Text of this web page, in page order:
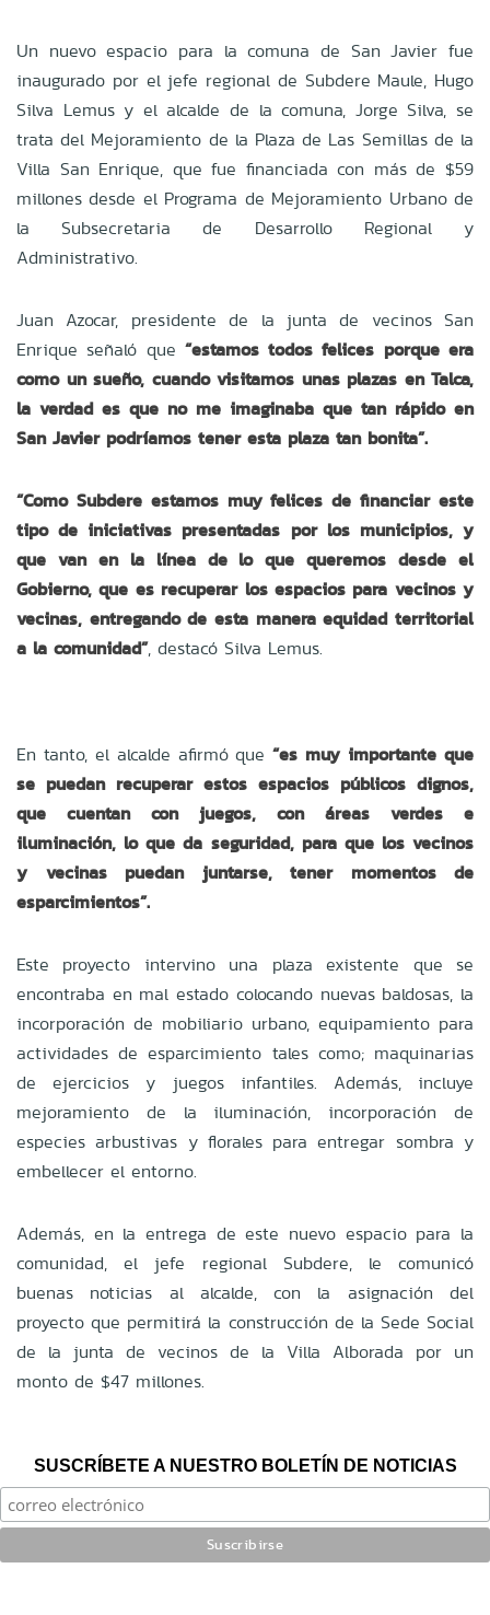
Un nuevo espacio para la comuna de San Javier fue
inaugurado por el jefe regional de Subdere Maule, Hugo
Silva Lemus y el alcalde de la comuna, Jorge Silva, se
trata del Mejoramiento de la Plaza de Las Semillas de la
Villa San Enrique, que fue financiada con más de $59
millones desde el Programa de Mejoramiento Urbano de
la Subsecretaria de Desarrollo Regional y
Administrativo.
Juan Azocar, presidente de la junta de vecinos San
Enrique señaló que “estamos todos felices porque era
como un sueño, cuando visitamos unas plazas en Talca,
la verdad es que no me imaginaba que tan rápido en
San Javier podríamos tener esta plaza tan bonita”.
“Como Subdere estamos muy felices de financiar este
tipo de iniciativas presentadas por los municipios, y
que van en la línea de lo que queremos desde el
Gobierno, que es recuperar los espacios para vecinos y
vecinas, entregando de esta manera equidad territorial
a la comunidad”, destacó Silva Lemus.
En tanto, el alcalde afirmó que“es muy importante que
se puedan recuperar estos espacios públicos dignos,
que cuentan con juegos, con áreas verdes e
iluminación, lo que da seguridad, para que los vecinos
y vecinas puedan juntarse, tener momentos de
esparcimientos”.
Este proyecto intervino una plaza existente que se
encontraba en mal estado colocando nuevas baldosas, la
incorporación de mobiliario urbano, equipamiento para
actividades de esparcimiento tales como; maquinarias
de ejercicios y juegos infantiles. Además, incluye
mejoramiento de la iluminación, incorporación de
especies arbustivas y florales para entregar sombra y
embellecer el entorno.
Además, en la entrega de este nuevo espacio para la
comunidad, el jefe regional Subdere, le comunicó
buenas noticias al alcalde, con la asignación del
proyecto que permitirá la construcción de la Sede Social
de la junta de vecinos de la Villa Alborada por un
monto de $47 millones.
SUSCRÍBETE A NUESTRO BOLETÍN DE NOTICIAS